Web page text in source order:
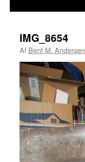
IMG_8654
Af Bent M. Andersen